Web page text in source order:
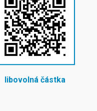
libovolná částka